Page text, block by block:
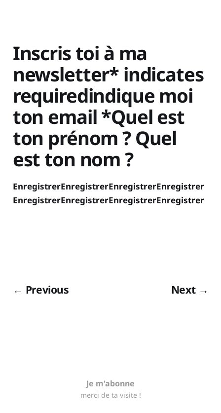
Inscris toi à ma
newsletter* indicates
requiredindique moi
ton email *Quel est
ton prénom ? Quel
est ton nom ?
EnregistrerEnregistrerEnregistrerEnregistrer
EnregistrerEnregistrerEnregistrerEnregistrer
← Previous Next →
Je m'abonne
merci de ta visite !